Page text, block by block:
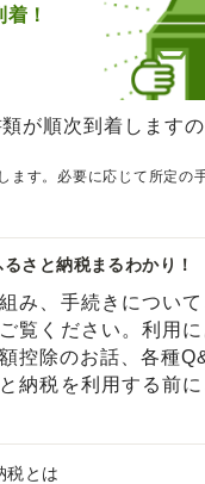
！
が順次到着します
ます。必要に応じて所定の
るさと納税まるわかり！
み、手続きについ
覧ください。利用
控除のお話、各種
納税を利用する前に
税とは